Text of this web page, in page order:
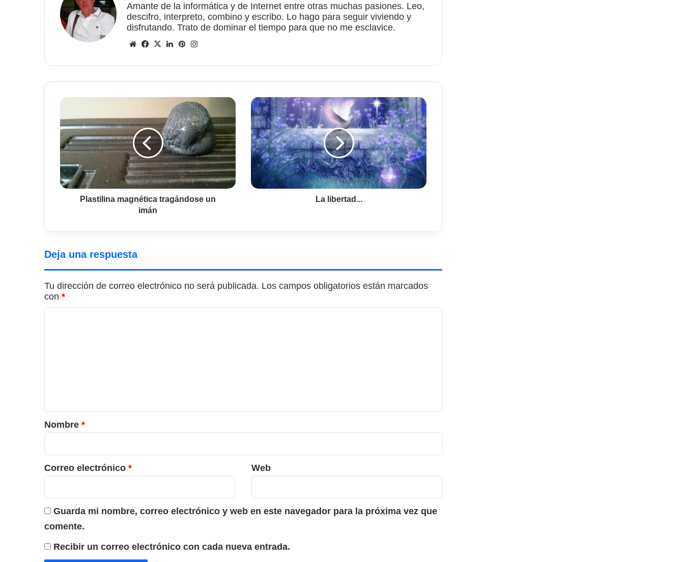
Amante de la informática y de Internet entre otras muchas pasiones. Leo,
descifro, interpreto, combino y escribo. Lo hago para seguir viviendo y
disfrutando. Trato de dominar el tiempo para que no me esclavice.
Sitio
Facebook
X LinkedInPinterest
Plastilina
tragándose
un
imán
Plastilina magnética tragándose un
imán
La
libertad...
La libertad...
Deja una respuesta
Tu dirección de correo electrónico no será publicada. Los campos obligatorios están marcados
con *
r
i
o
*
Nombre *
Correo electrónico * Web
Guarda mi nombre, correo electrónico y web en este navegador para la próxima vez que
comente.
Recibir un correo electrónico con cada nueva entrada.